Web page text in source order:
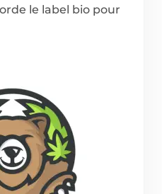
le label bio pour